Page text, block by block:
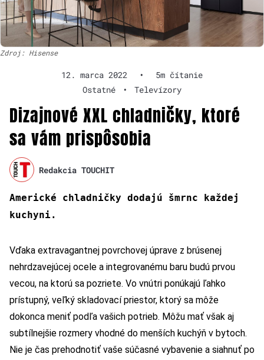
Zdroj: Hisense
12. marca 2022 •
5m čítanie
Ostatné
• Televízory
Dizajnové XXL chladničky, ktoré
sa vám prispôsobia
Redakcia TOUCHIT
Americké chladničky dodajú šmrnc každej
kuchyni.
Vďaka extravagantnej povrchovej úprave z brúsenej
nehrdzavejúcej ocele a integrovanému baru budú prvou
vecou, na ktorú sa pozriete. Vo vnútri ponúkajú ľahko
prístupný, veľký skladovací priestor, ktorý sa môže
dokonca meniť podľa vašich potrieb. Môžu mať však aj
subtílnejšie rozmery vhodné do menších kuchýň v bytoch.
Nie je čas prehodnotiť vaše súčasné vybavenie a siahnuť po